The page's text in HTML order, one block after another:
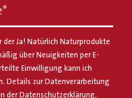
*
Ja! Natürlich Naturprodukte
über Neuigkeiten per E-
Einwilligung kann ich
Details zur Datenverarbeitung
der Datenschutzerklärung.